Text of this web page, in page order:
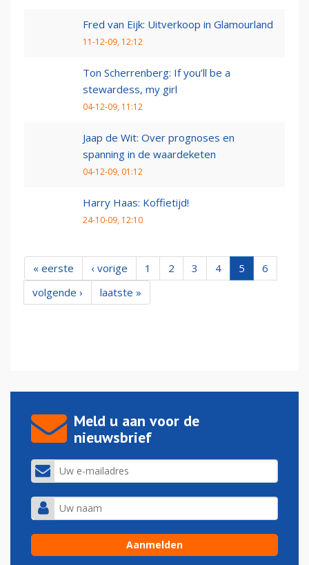
Fred van Eijk: Uitverkoop in Glamourland
11-12-09, 12:12
Ton Scherrenberg: If you’ll be a
stewardess, my girl
04-12-09, 11:12
Jaap de Wit: Over prognoses en
spanning in de waardeketen
04-12-09, 01:12
Harry Haas: Koffietijd!
24-10-09, 12:10
« eerste ‹ vorige 1 2 3 4 5
6
volgende ›
laatste »
Meld u aan voor de
nieuwsbrief